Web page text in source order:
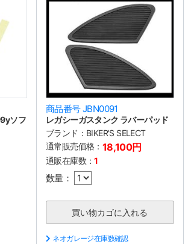
ソフ
商品番号 JBN0091
レガシーガスタンク ラバーパッド
ブランド： BIKER'S SELECT
通常販売価格： 18,100円
通販在庫数：1
数量：
ネオガレージ在庫数確認